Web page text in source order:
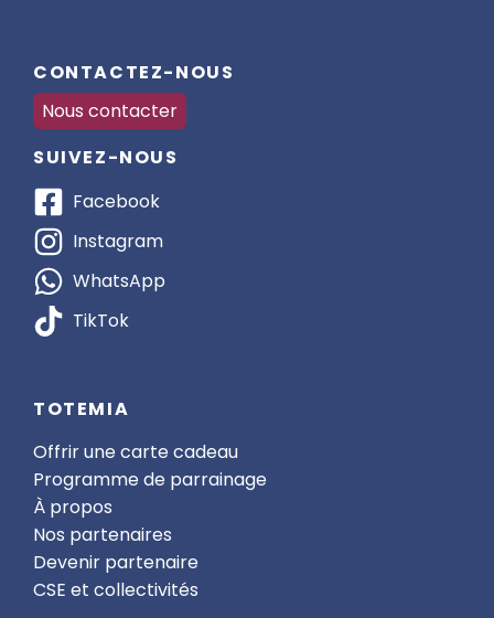
CONTACTEZ-NOUS
Nous contacter
SUIVEZ-NOUS
Facebook
Instagram
WhatsApp
TikTok
TOTEMIA
Offrir une carte cadeau
Programme de parrainage
À propos
Nos partenaires
Devenir partenaire
CSE et collectivités